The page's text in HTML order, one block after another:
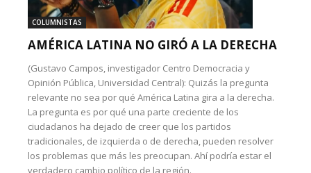
COLUMNISTAS
AMÉRICA LATINA NO GIRÓ A LA DERECHA
(Gustavo Campos, investigador Centro Democracia y
Opinión Pública, Universidad Central): Quizás la pregunta
relevante no sea por qué América Latina gira a la derecha.
La pregunta es por qué una parte creciente de los
ciudadanos ha dejado de creer que los partidos
tradicionales, de izquierda o de derecha, pueden resolver
los problemas que más les preocupan. Ahí podría estar el
verdadero cambio político de la región.